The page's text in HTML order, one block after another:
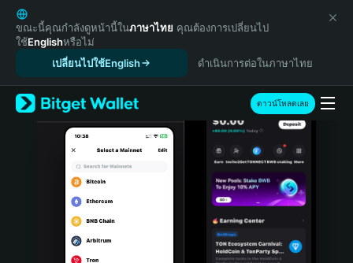
English
日本語
Tiếng Việt
Español (Latinoamérica)
Türkçe
Italiano
Português (Portugal)
Bahasa Indonesia
ขณะนี้คุณกำลังดูหน้านี้ในภาษาไทย คุณต้องการเปลี่ยนไป
ใช้Englishหรือไม่
เปลี่ยนไปใช้English
ดำเนินการต่อในภาษาไทย
ดาวน์โหลดเลย